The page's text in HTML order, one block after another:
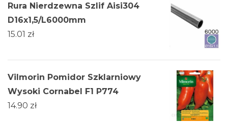
Rura Nierdzewna Szlif Aisi304
D16x1,5/L6000mm
15.01 zł
Vilmorin Pomidor Szklarniowy
Wysoki Cornabel F1 P774
14.90 zł